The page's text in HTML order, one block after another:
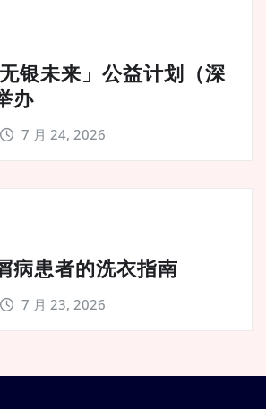
银未来」公益计划（深
办
7 月 24, 2026
病患者的洗衣指南
7 月 23, 2026